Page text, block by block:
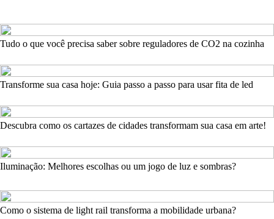
Tudo o que você precisa saber sobre reguladores de CO2 na cozinha
Transforme sua casa hoje: Guia passo a passo para usar fita de led
Descubra como os cartazes de cidades transformam sua casa em arte!
Iluminação: Melhores escolhas ou um jogo de luz e sombras?
Como o sistema de light rail transforma a mobilidade urbana?